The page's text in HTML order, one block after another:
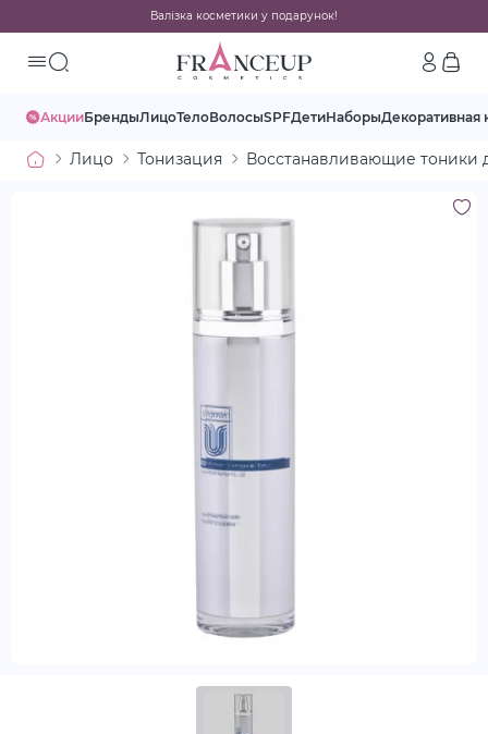
Валізка косметики у подарунок!
АкцииБрендыЛицоТелоВолосыSPFДетиНаборыДекоративная
Лицо Тонизация Восстанавливающие тоники